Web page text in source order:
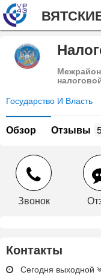
Государство И Власть
Обзор Отзывы
Звонок
Контакты
Сегодня выходной